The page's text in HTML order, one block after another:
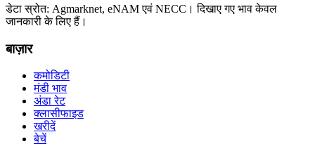
डेटा स्रोत: Agmarknet, eNAM एवं NECC। दिखाए गए भाव केवल
जानकारी के लिए हैं।
बाज़ार
कमोडिटी
मंडी भाव
अंडा रेट
क्लासीफाइड
खरीदें
बेचें